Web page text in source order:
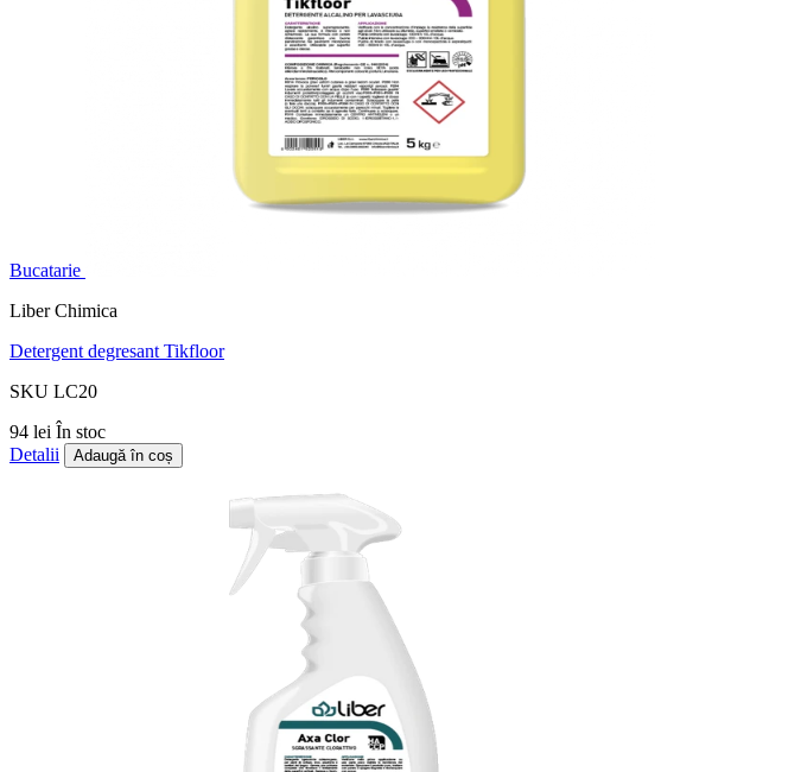
Bucatarie
Liber Chimica
Detergent degresant Tikfloor
SKU LC20
94 lei În stoc
Detalii
Adaugă în coș